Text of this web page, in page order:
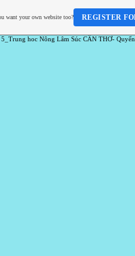
hoc Nông Lâm Súc CẦN THƠ-
want your own website too? REGISTER